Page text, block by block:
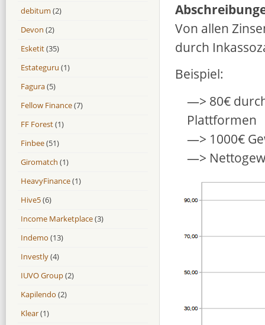
Von allen
durch
Beispiel:
—> 80€
Plattformen
—> 1000€
—>
debitum (2)
Devon (2)
Esketit(35)
Estateguru (1)
Fagura(5)
Fellow Finance(7)
FF Forest(1)
Finbee(51)
Giromatch (1)
HeavyFinance(1)
Hive5(6)
Income Marketplace(3)
Indemo (13)
Investly(4)
IUVO Group(2)
Kapilendo (2)
Klear(1)